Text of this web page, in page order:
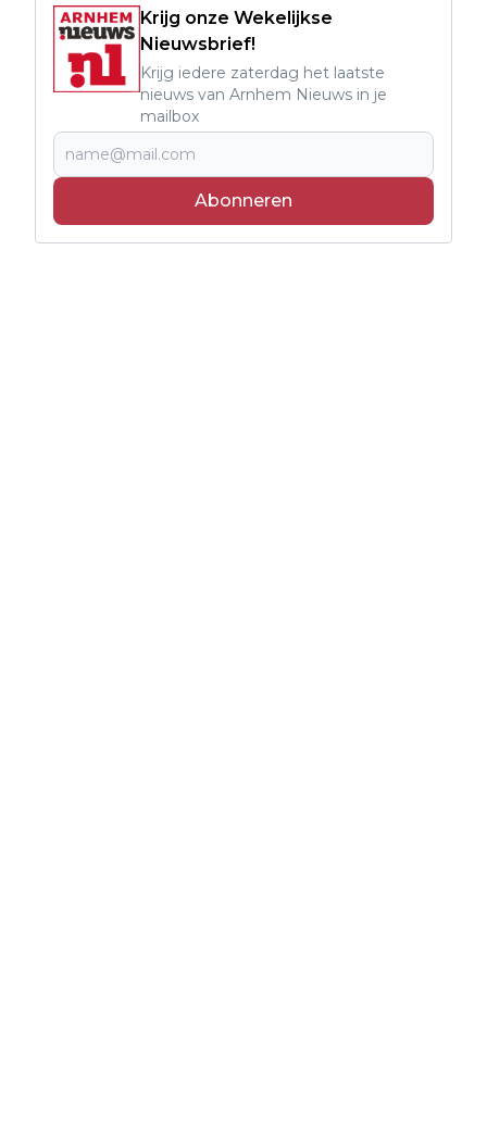
Krijg onze Wekelijkse
Nieuwsbrief!
Krijg iedere zaterdag het laatste
nieuws van Arnhem Nieuws in je
mailbox
Abonneren